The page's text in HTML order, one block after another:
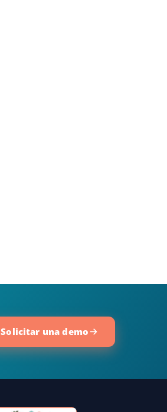
Solicitar una demo